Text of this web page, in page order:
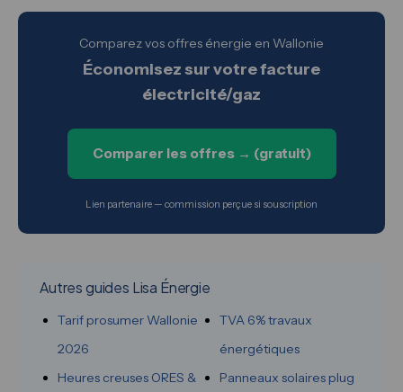
Comparez vos offres énergie en Wallonie
Économisez sur votre facture
électricité/gaz
Comparer les offres → (gratuit)
Lien partenaire — commission perçue si souscription
Autres guides Lisa Énergie
Tarif prosumer Wallonie
2026
Heures creuses ORES &
TVA 6% travaux
énergétiques
Panneaux solaires plug